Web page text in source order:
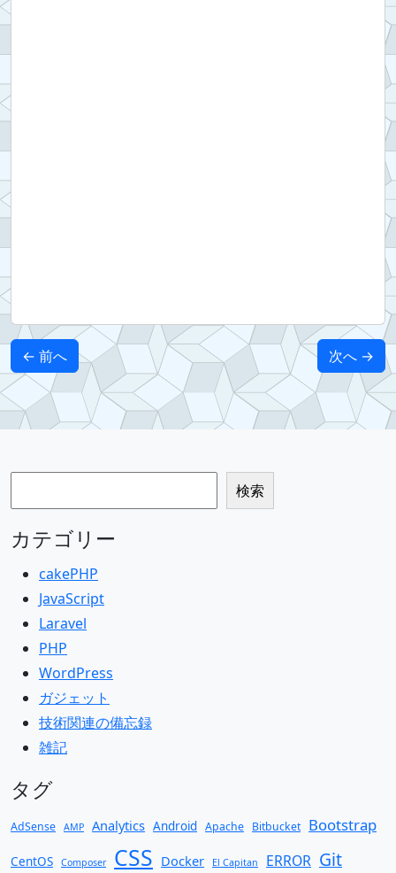
← 前へ 次へ →
検索
カテゴリー
cakePHP
JavaScript
Laravel
PHP
WordPress
ガジェット
技術関連の備忘録
雑記
タグ
AdSense AMP Analytics Android Apache Bitbucket Bootstrap
CentOS Composer CSS Docker El Capitan ERROR Git